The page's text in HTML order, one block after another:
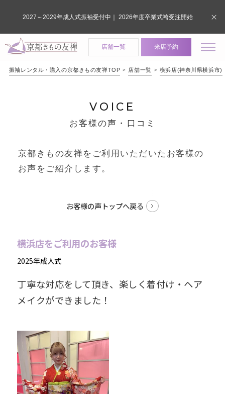
店舗一覧 来店予約
振袖レンタル・購入の京都きもの友禅TOP 店舗一覧 横浜店(神奈川県横浜市)
VOICE
お客様の声・口コミ
京都きもの友禅をご利用いただいたお客様の
お声をご紹介します。
お客様の声トップへ戻る
横浜店をご利用のお客様
2025年成人式
丁寧な対応をして頂き、楽しく着付け・ヘア
メイクができました！
2027～2029年成人式振袖受付中｜ 2026年度卒業式袴受注開始